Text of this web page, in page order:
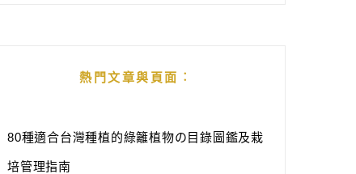
熱門文章與頁面︰
80種適合台灣種植的綠籬植物の目錄圖鑑及栽
培管理指南